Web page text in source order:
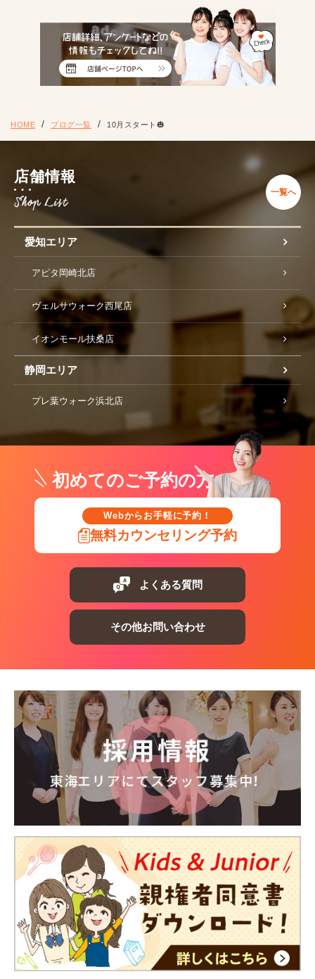
HOME ブログ一覧 10月スタート🎃
店舗情報
一覧へ
愛知エリア
アピタ岡崎北店
ヴェルサウォーク西尾店
イオンモール扶桑店
静岡エリア
プレ葉ウォーク浜北店
初めてのご予約の方
Webからお手軽に予約！
無料カウンセリング予約
よくある質問
その他お問い合わせ